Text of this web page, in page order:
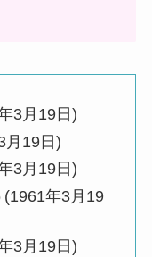
3月19日)
月19日)
3月19日)
(1961年3月19
3月19日)